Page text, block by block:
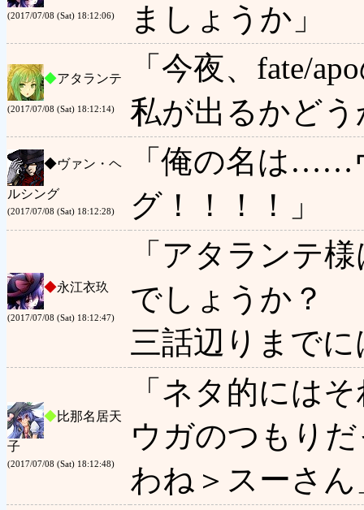
(2017/07/08 (Sat) 18:12:06)
ましょうか」
◆アタランテ
(2017/07/08 (Sat) 18:12:14)
「今夜、fate/
私が出るかど
◆ヴァン・ヘ
ルシング
(2017/07/08 (Sat) 18:12:28)
「俺の名は
グ！！！！」
◆永江衣玖
(2017/07/08 (Sat) 18:12:47)
「アタランテ
でしょうか？
三話辺りまで
◆比那名居天
子
(2017/07/08 (Sat) 18:12:48)
「ネタ的には
ウガのつもり
わね＞スーさん